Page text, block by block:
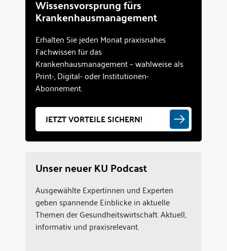
Wissensvorsprung fürs
Krankenhausmanagement
Erhalten Sie jeden Monat praxisnahes
Fachwissen für das
Krankenhausmanagement – wahlweise als
Print-, Digital- oder Institutionen-
Abonnement.
JETZT VORTEILE SICHERN!
Unser neuer KU Podcast
Ausgewählte Expertinnen und Experten
geben spannende Einblicke in aktuelle
Themen der Gesundheitswirtschaft. Aktuell,
informativ und praxisrelevant.